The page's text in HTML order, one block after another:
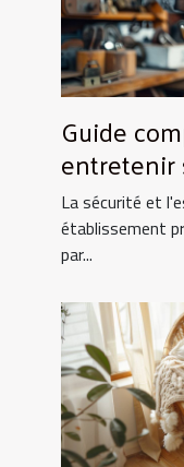
Guide
entretenir
fermeture
La sécurité et
établissement
par...